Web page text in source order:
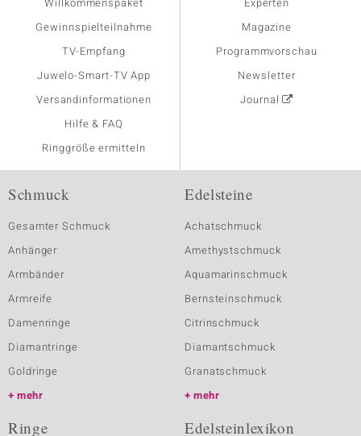
Gewinnspielteilnahme
TV-Empfang
Juwelo-Smart-TV App
Versandinformationen
Hilfe & FAQ
Ringgröße ermitteln
Magazine
Programmvorschau
Newsletter
Journal
Schmuck
Gesamter Schmuck
Anhänger
Armbänder
Armreife
Damenringe
Diamantringe
Goldringe
mehr
Edelsteine
Achatschmuck
Amethystschmuck
Aquamarinschmuck
Bernsteinschmuck
Citrinschmuck
Diamantschmuck
Granatschmuck
mehr
Ringe Edelsteinlexikon